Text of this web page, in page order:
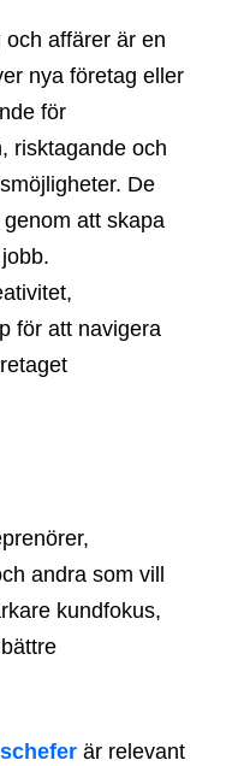
affärer är en
nya företag eller
för
risktagande och
De
att skapa
för att navigera
andra som vill
kundfokus,
är relevant